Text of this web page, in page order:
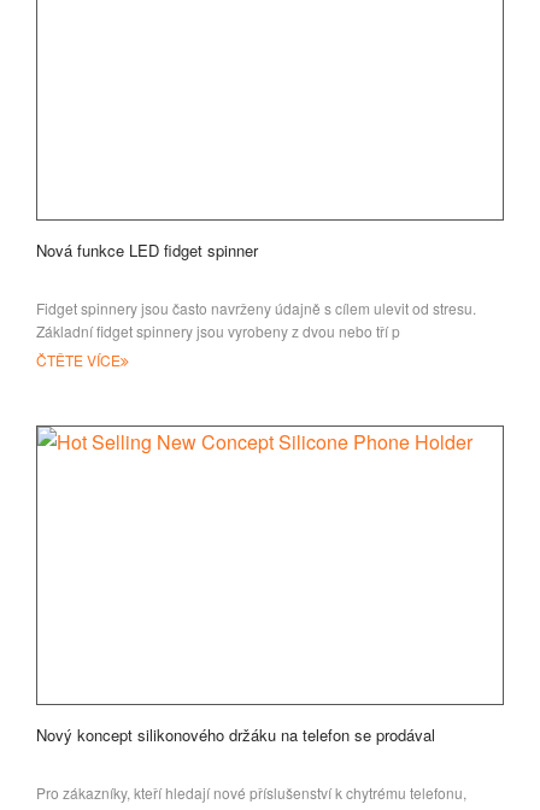
Nová funkce LED fidget spinner
Fidget spinnery jsou často navrženy údajně s cílem ulevit od stresu.
Základní fidget spinnery jsou vyrobeny z dvou nebo tří p
ČTĚTE VÍCE
Nový koncept silikonového držáku na telefon se prodával
Pro zákazníky, kteří hledají nové příslušenství k chytrému telefonu,